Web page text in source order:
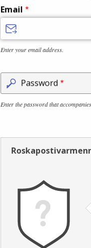
Email
Enter your email address.
Password
Enter the password that